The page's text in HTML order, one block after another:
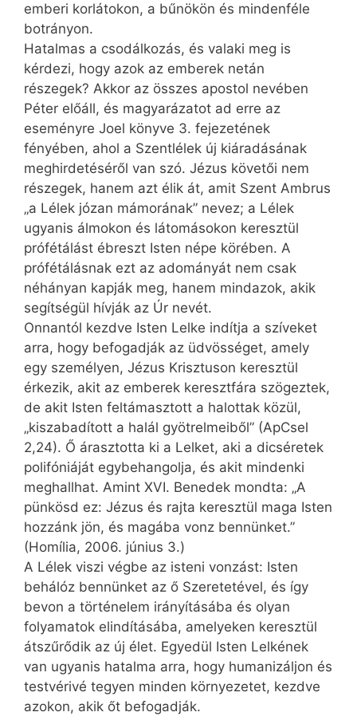
emberi korlátokon, a bűnökön és mindenféle
botrányon.
Hatalmas a csodálkozás, és valaki meg is
kérdezi, hogy azok az emberek netán
részegek? Akkor az összes apostol nevében
Péter előáll, és magyarázatot ad erre az
eseményre Joel könyve 3. fejezetének
fényében, ahol a Szentlélek új kiáradásának
meghirdetéséről van szó. Jézus követői nem
részegek, hanem azt élik át, amit Szent Ambrus
„a Lélek józan mámorának” nevez; a Lélek
ugyanis álmokon és látomásokon keresztül
prófétálást ébreszt Isten népe körében. A
prófétálásnak ezt az adományát nem csak
néhányan kapják meg, hanem mind­azok, akik
segítségül hívják az Úr nevét.
Onnantól kezdve Isten Lelke indítja a szíveket
arra, hogy befogadják az üdvösséget, amely
egy személyen, Jézus Krisztuson keresztül
érkezik, akit az emberek keresztfára szögeztek,
de akit Isten feltámasztott a halottak közül,
„kiszabadított a halál gyötrelmeiből” (ApCsel
2,24). Ő árasztotta ki a Lelket, aki a dicséretek
polifóniáját egybehangolja, és akit mindenki
meghallhat. Amint XVI. Benedek mondta: „A
pünkösd ez: Jézus és rajta keresztül maga Isten
hozzánk jön, és magába vonz bennünket.”
(Homília, 2006. június 3.)
A Lélek viszi végbe az isteni vonzást: Isten
behálóz bennünket az ő Szeretetével, és így
bevon a történelem irányításába és olyan
folyamatok elindításába, amelyeken keresztül
átszűrődik az új élet. Egyedül Isten Lelkének
van ugyan­is hatalma arra, hogy humanizáljon és
testvérivé tegyen minden környezetet, kezdve
azokon, akik őt befogadják.